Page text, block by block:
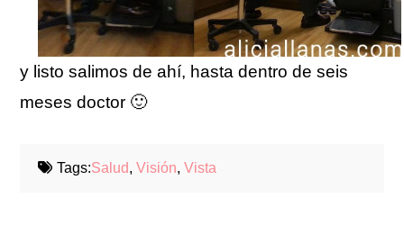
y listo salimos de ahí, hasta dentro de seis
meses doctor 🙂
Tags:Salud,Visión,Vista